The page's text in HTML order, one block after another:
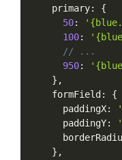
    primary
:
{
50:
100:
// ...
950:
} ,
    formField
:
{
      paddingX
:
      paddingY
:
} ,